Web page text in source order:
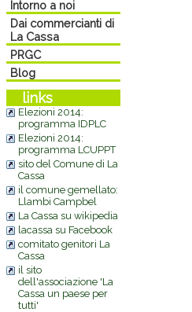
Intorno a noi
Dai commercianti di
La Cassa
PRGC
Blog
links
Elezioni 2014:
programma IDPLC
Elezioni 2014:
programma LCUPPT
sito del Comune di La
Cassa
il comune gemellato:
Llambi Campbel
La Cassa su wikipedia
lacassa su Facebook
comitato genitori La
Cassa
il sito
dell'associazione 'La
Cassa un paese per
tutti'